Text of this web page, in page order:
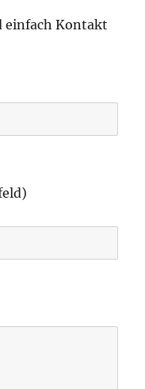
einfach Kontakt